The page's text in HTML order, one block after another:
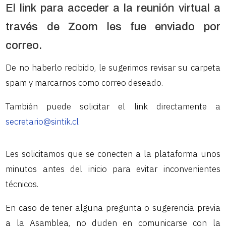
El link para acceder a la reunión virtual a
través de Zoom les fue enviado por
correo.
De no haberlo recibido, le sugerimos revisar su carpeta
spam y marcarnos como correo deseado.
También puede solicitar el link directamente a
secretario@sintik.cl
Les solicitamos que se conecten a la plataforma unos
minutos antes del inicio para evitar inconvenientes
técnicos.
En caso de tener alguna pregunta o sugerencia previa
a la Asamblea, no duden en comunicarse con la